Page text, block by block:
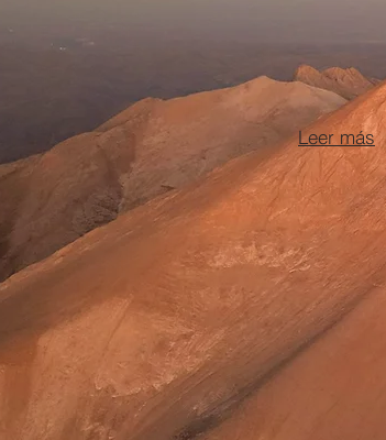
Leer más
Ansiedad
La ansiedad tiene una amplia constelación
de síntomas que provoca nuestro cerebro
Leer más